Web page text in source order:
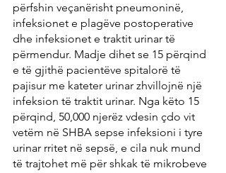
përfshin veçanërisht pneumoninë,
infeksionet e plagëve postoperative
dhe infeksionet e traktit urinar të
përmendur. Madje dihet se 15 përqind
e të gjithë pacientëve spitalorë të
pajisur me kateter urinar zhvillojnë një
infeksion të traktit urinar. Nga këto 15
përqind, 50,000 njerëz vdesin çdo vit
vetëm në SHBA sepse infeksioni i tyre
urinar rritet në sepsë, e cila nuk mund
të trajtohet më për shkak të mikrobeve